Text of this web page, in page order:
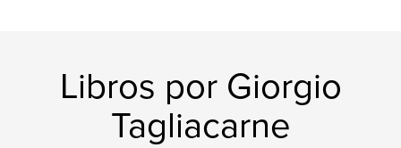
Libros por Giorgio
Tagliacarne